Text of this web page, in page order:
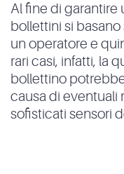
Al fine di garantire
bollettini si basano
un operatore e
rari casi, infatti, la
bollettino
causa di eventuali
sofisticati sensori